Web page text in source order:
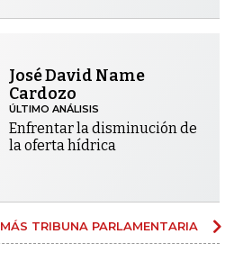
José David Name
Cardozo
ÚLTIMO ANÁLISIS
Enfrentar la disminución de
la oferta hídrica
MÁS TRIBUNA PARLAMENTARIA